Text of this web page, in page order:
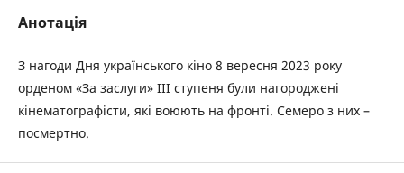
Анотація
З нагоди Дня українського кіно 8 вересня 2023 року
орденом «За заслуги» ІІІ ступеня були нагороджені
кінематографісти, які воюють на фронті. Семеро з них –
посмертно.